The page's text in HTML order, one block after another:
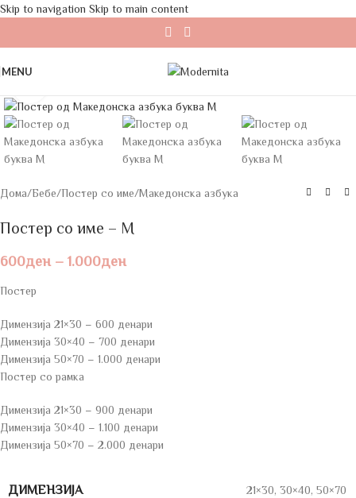
Skip to navigation Skip to main content
MENU
Дома/Бебе/Постер со име/Македонска азбука
Постер со име – М
600ден – 1.000ден
Постер
Димензија 21×30 – 600 денари
Димензија 30×40 – 700 денари
Димензија 50×70 – 1.000 денари
Постер со рамка
Димензија 21×30 – 900 денари
Димензија 30×40 – 1.100 денари
Димензија 50×70 – 2.000 денари
ДИМЕНЗИЈА 21×30, 30×40, 50×70